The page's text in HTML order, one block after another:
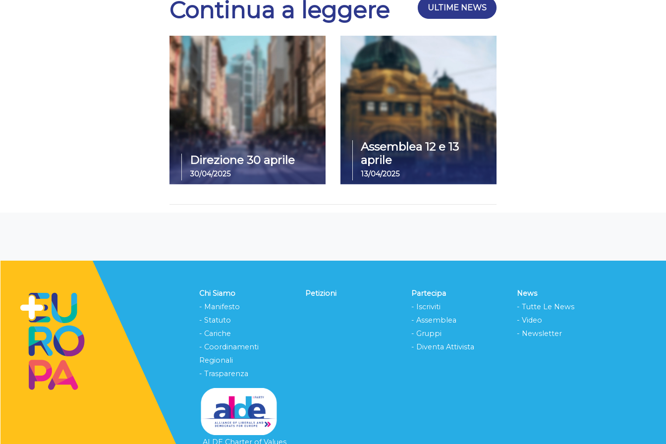
Continua a leggere ULTIME NEWS
Direzione 30 aprile
30/04/2025
Assemblea 12 e 13
aprile
13/04/2025
Chi Siamo
- Manifesto
- Statuto
- Cariche
- Coordinamenti
Regionali
- Trasparenza
Petizioni
Partecipa
- Iscriviti
- Assemblea
- Gruppi
- Diventa Attivista
News
- Tutte Le News
- Video
- Newsletter